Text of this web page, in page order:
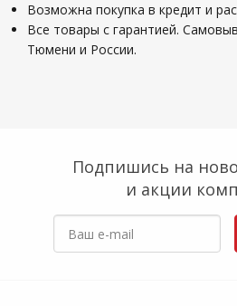
Возможна покупка в кредит и
Все товары с гарантией.
Тюмени и России.
Подпишись на
и акции